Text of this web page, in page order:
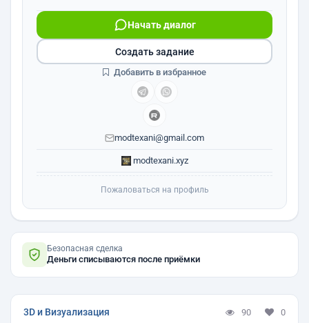
Начать диалог
modtexani@gmail.com
modtexani.xyz
Создать задание
Добавить в избранное
Пожаловаться на профиль
Безопасная сделка
Деньги списываются после приёмки
3D и Визуализация 90 0